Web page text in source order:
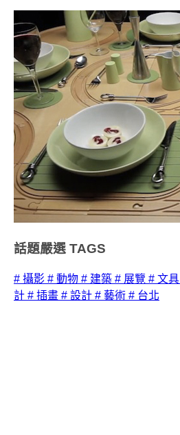
話題嚴選 TAGS
# 攝影 # 動物 # 建築 # 展覽 # 文具
計 # 插畫 # 設計 # 藝術 # 台北